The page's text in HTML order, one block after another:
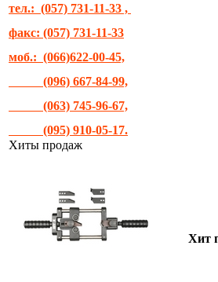
тел.: (057) 731-11-33 ,
факс: (057) 731-11-33
моб.: (066)622-00-45,
(096) 667-84-99,
(063) 745-96-67,
(095) 910-05-17.
Хиты продаж
Хит